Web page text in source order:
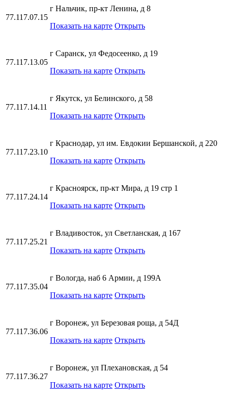
77.117.07.15
г Нальчик, пр-кт Ленина, д 8
Показать на карте Открыть
77.117.13.05
г Саранск, ул Федосеенко, д 19
Показать на карте Открыть
77.117.14.11
г Якутск, ул Белинского, д 58
Показать на карте Открыть
77.117.23.10
г Краснодар, ул им. Евдокии Бершанской, д 220
Показать на карте Открыть
77.117.24.14
г Красноярск, пр-кт Мира, д 19 стр 1
Показать на карте Открыть
77.117.25.21
г Владивосток, ул Светланская, д 167
Показать на карте Открыть
77.117.35.04
г Вологда, наб 6 Армии, д 199А
Показать на карте Открыть
77.117.36.06
г Воронеж, ул Березовая роща, д 54Д
Показать на карте Открыть
77.117.36.27
г Воронеж, ул Плехановская, д 54
Показать на карте Открыть